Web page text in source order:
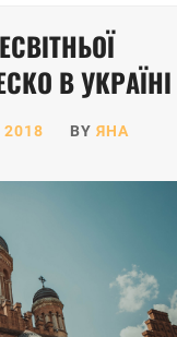
В УКРАЇНІ
BY ЯНА